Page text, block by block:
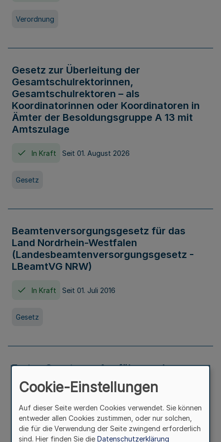
Verordnung
Gesetz zur Überleitung der
Gesamtschulrektorinnen,
Gesamtschulrektoren – als
Koordinatorinnen oder Koordinatoren in
Ämter der Besoldungsgruppe A 13 mit
Amtszulage
In Kraft Seit 01. August 2026
Gesetz
Beamtenversorgungsgesetz für das
Land Nordrhein-Westfalen
(Landesbeamtenversorgungsgesetz -
LBeamtVG NRW)
In Kraft Seit 01. Juli 2016
Gesetz
Erstes Gesetz zur Ausführung des
Kinder- und Jugendhilfegesetzes - AG -
KJHG -
In Kraft Seit 01. Januar 1991
Cookie-Einstellungen
Auf dieser Seite werden Cookies verwendet. Sie können
entweder allen Cookies zustimmen, oder nur solchen,
die für die Verwendung der Seite zwingend erforderlich
sind. Hier finden Sie die Datenschutzerklärung